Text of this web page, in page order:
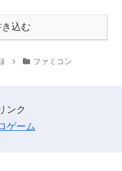
込む
ファミコン
ンク